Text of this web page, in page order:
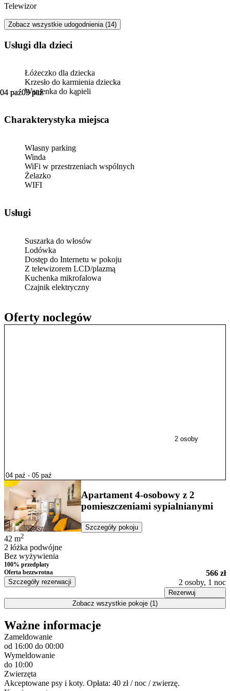
04 paź05 paź
Oferty noclegów
04 paź05 paź
2 osoby
Apartament 4-osobowy z 2
pomieszczeniami sypialnianymi
Szczegóły pokoju
42 m2
2 łóżka podwójne
Bez wyżywienia
100% przedpłaty
Oferta bezzwrotna
Szczegóły rezerwacji
566 zł
2 osoby, 1 noc
Rezerwuj
Zobacz wszystkie pokoje (1)
Telewizor
Zobacz wszystkie udogodnienia (14)
usługi dla dzieci
Łóżeczko dla dziecka
Krzesło do karmienia dziecka
Wanienka do kąpieli
Charakterystyka miejsca
Własny parking
Winda
WiFi w przestrzeniach wspólnych
Żelazko
WIFI
Usługi
Suszarka do włosów
Lodówka
Dostęp do Internetu w pokoju
Z telewizorem LCD/plazmą
Kuchenka mikrofalowa
Czajnik elektryczny
Ważne informacje
Zameldowanie
od 16:00 do 00:00
Wymeldowanie
do 10:00
Zwierzęta
Akceptowane psy i koty. Opłata: 40 zł / noc / zwierzę.